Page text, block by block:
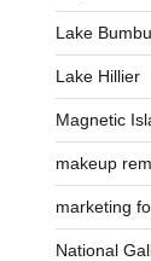
Lake
Lake Hillier
Magnetic
makeup
marketing
National